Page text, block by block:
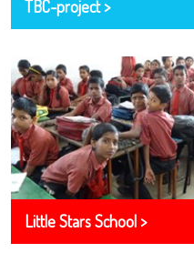
TBC-project >
Little Stars School >